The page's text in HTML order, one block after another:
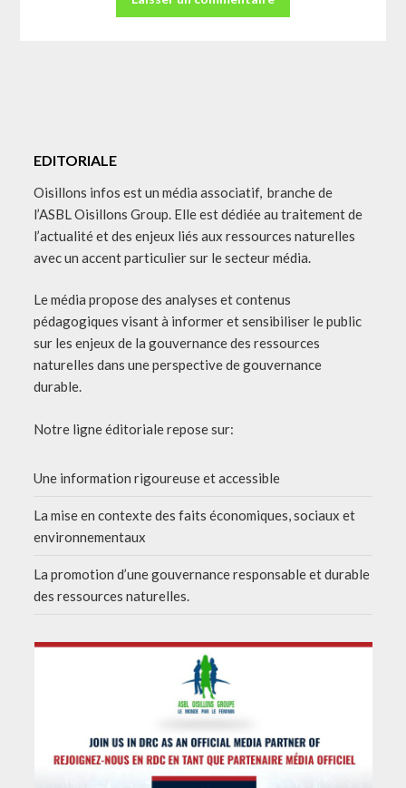
EDITORIALE
Oisillons infos est un média associatif, branche de
l’ASBL Oisillons Group. Elle est dédiée au traitement de
l’actualité et des enjeux liés aux ressources naturelles
avec un accent particulier sur le secteur média.
Le média propose des analyses et contenus
pédagogiques visant à informer et sensibiliser le public
sur les enjeux de la gouvernance des ressources
naturelles dans une perspective de gouvernance
durable.
Notre ligne éditoriale repose sur:
Une information rigoureuse et accessible
La mise en contexte des faits économiques, sociaux et
environnementaux
La promotion d’une gouvernance responsable et durable
des ressources naturelles.